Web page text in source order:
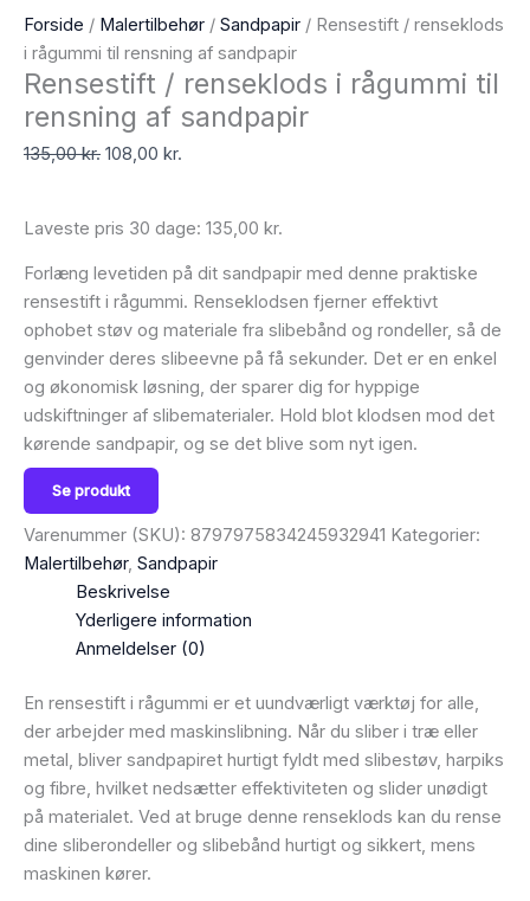
Forside / Malertilbehør / Sandpapir / Rensestift / renseklods
i rågummi til rensning af sandpapir
Rensestift / renseklods i rågummi til
rensning af sandpapir
135,00kr. 108,00 kr.
Laveste pris 30 dage: 135,00 kr.
Forlæng levetiden på dit sandpapir med denne praktiske
rensestift i rågummi. Renseklodsen fjerner effektivt
ophobet støv og materiale fra slibebånd og rondeller, så de
genvinder deres slibeevne på få sekunder. Det er en enkel
og økonomisk løsning, der sparer dig for hyppige
udskiftninger af slibematerialer. Hold blot klodsen mod det
kørende sandpapir, og se det blive som nyt igen.
Se produkt
Varenummer (SKU): 8797975834245932941 Kategorier:
Malertilbehør, Sandpapir
Beskrivelse
Yderligere information
Anmeldelser (0)
En rensestift i rågummi er et uundværligt værktøj for alle,
der arbejder med maskinslibning. Når du sliber i træ eller
metal, bliver sandpapiret hurtigt fyldt med slibestøv, harpiks
og fibre, hvilket nedsætter effektiviteten og slider unødigt
på materialet. Ved at bruge denne renseklods kan du rense
dine sliberondeller og slibebånd hurtigt og sikkert, mens
maskinen kører.